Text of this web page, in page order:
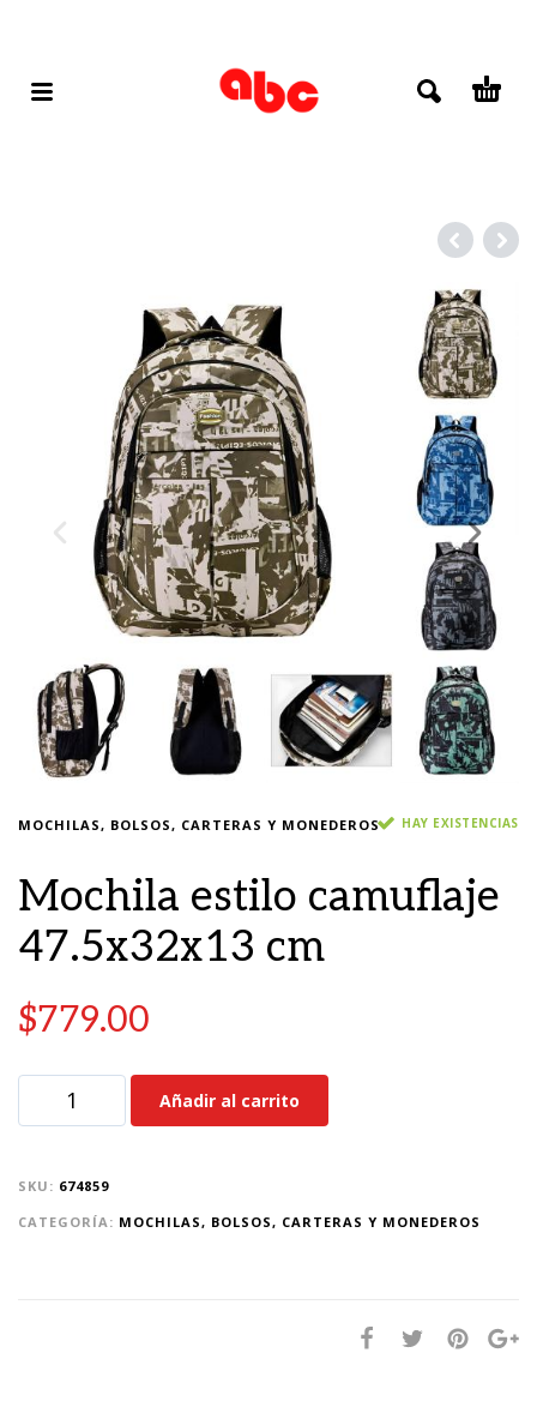
MOCHILAS, BOLSOS, CARTERAS Y MONEDEROS HAY EXISTENCIAS
Mochila estilo camuflaje
47.5x32x13 cm
$779.00
Añadir al carrito
SKU: 674859
CATEGORÍA: MOCHILAS, BOLSOS, CARTERAS Y MONEDEROS